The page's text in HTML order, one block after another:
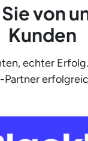
von
Kunden
echter
Partner